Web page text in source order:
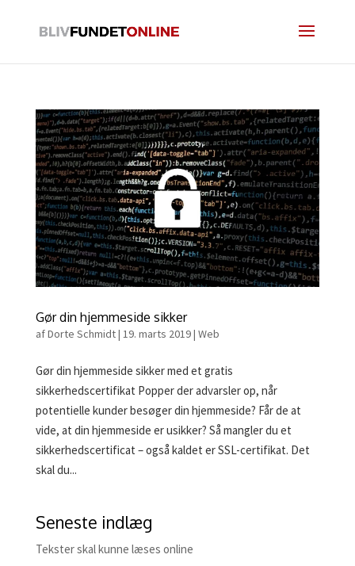
Gør din hjemmeside sikker
afDorte Schmidt| 19. marts 2019| Web
Gør din hjemmeside sikker med et gratis
sikkerhedscertifikat Popper der advarsler op, når
potentielle kunder besøger din hjemmeside? Får de at
vide, at din hjemmeside er usikker? Så mangler du et
sikkerhedscertificat – også kaldet er SSL-certifikat. Det
skal du...
Seneste indlæg
Tekster skal kunne læses online